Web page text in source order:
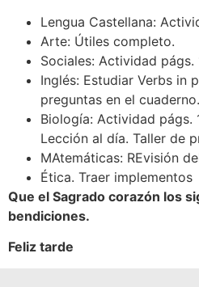
Lengua Castellana:
Arte: Útiles completo.
Sociales: Actividad págs.
Inglés: Estudiar Verbs in
preguntas en el
Biología: Actividad págs.
Lección al día. Taller de
MAtemáticas: REvisión
Ética. Traer implementos
Que el Sagrado corazón los
bendiciones.
Feliz tarde